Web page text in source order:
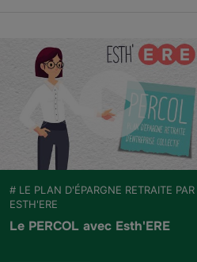
# LE PLAN D'ÉPARGNE RETRAITE PAR
ESTH'ERE
Le PERCOL avec Esth'ERE